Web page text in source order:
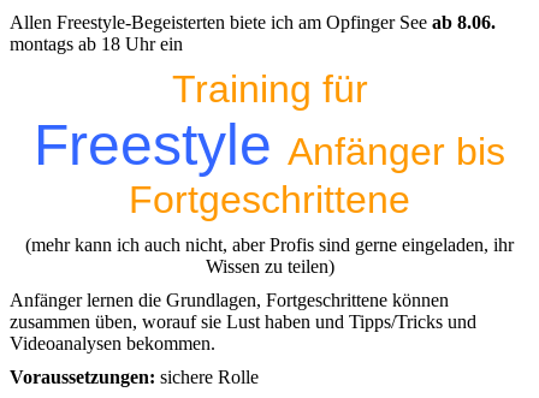
Allen Freestyle-Begeisterten biete ich am Opfinger See ab 8.06.
montags ab 18 Uhr ein
Training für
Freestyle Anfänger bis
Fortgeschrittene
(mehr kann ich auch nicht, aber Profis sind gerne eingeladen, ihr
Wissen zu teilen)
Anfänger lernen die Grundlagen, Fortgeschrittene können
zusammen üben, worauf sie Lust haben und Tipps/Tricks und
Videoanalysen bekommen.
Voraussetzungen: sichere Rolle